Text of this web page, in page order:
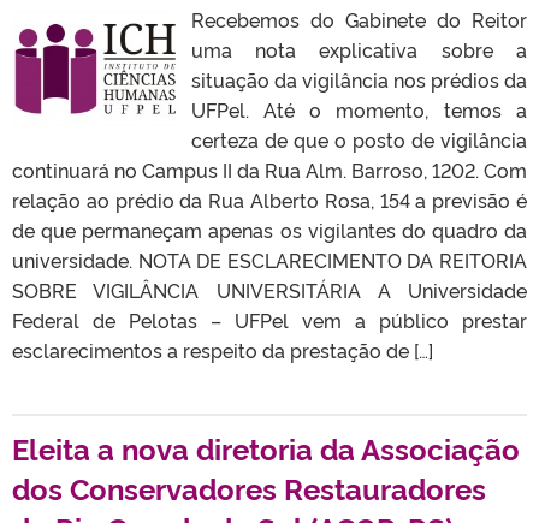
Recebemos do Gabinete do Reitor
uma nota explicativa sobre a
situação da vigilância nos prédios da
UFPel. Até o momento, temos a
certeza de que o posto de vigilância
continuará no Campus II da Rua Alm. Barroso, 1202. Com
relação ao prédio da Rua Alberto Rosa, 154 a previsão é
de que permaneçam apenas os vigilantes do quadro da
universidade. NOTA DE ESCLARECIMENTO DA REITORIA
SOBRE VIGILÂNCIA UNIVERSITÁRIA A Universidade
Federal de Pelotas – UFPel vem a público prestar
esclarecimentos a respeito da prestação de […]
Eleita a nova diretoria da Associação
dos Conservadores Restauradores